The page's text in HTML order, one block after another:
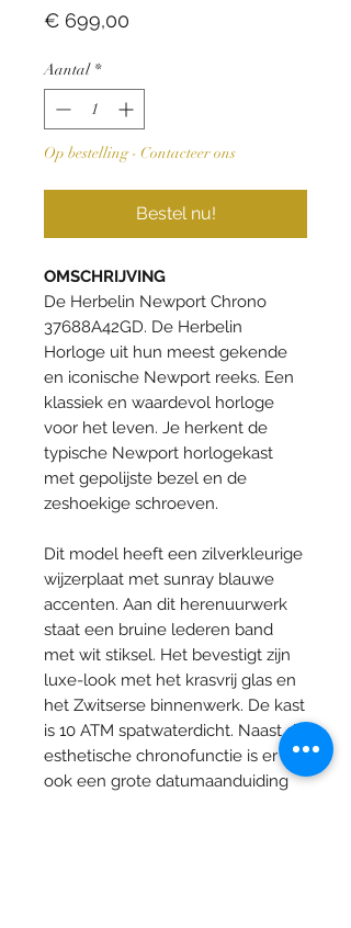
€ 699,00
Aantal *
Op bestelling - Contacteer ons
Bestel nu!
OMSCHRIJVING
De Herbelin Newport Chrono
37688A42GD. De Herbelin
Horloge uit hun meest gekende
en iconische Newport reeks. Een
klassiek en waardevol horloge
voor het leven. Je herkent de
typische Newport horlogekast
met gepolijste bezel en de
zeshoekige schroeven.
Dit model heeft een zilverkleurige
wijzerplaat met sunray blauwe
accenten. Aan dit herenuurwerk
staat een bruine lederen band
met wit stiksel. Het bevestigt zijn
luxe-look met het krasvrij glas en
het Zwitserse binnenwerk. De kast
is 10 ATM spatwaterdicht. Naast de
esthetische chronofunctie is er
ook een grote datumaanduiding